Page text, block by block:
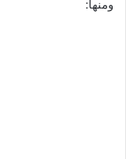
ومنها: